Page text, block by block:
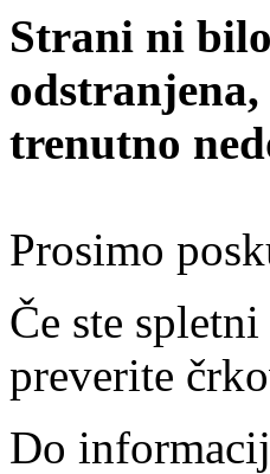
Strani ni
trenutno
Prosimo
Če ste
preverite
Do